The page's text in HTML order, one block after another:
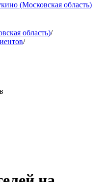
(Московская область)
область)/
/